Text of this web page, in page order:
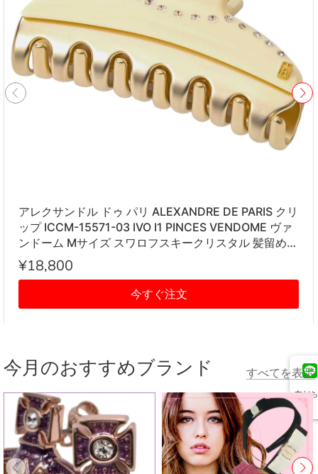
友だち
追加
アレクサンドル ドゥ パリ ALEXANDRE DE PARIS クリ
ップ ICCM-15571-03 IVO I1 PINCES VENDOME ヴァ
ンドーム Mサイズ スワロフスキークリスタル 髪留め
レディース アイボリー系
¥18,800
今すぐ注文
今月のおすすめブランド すべてを表示